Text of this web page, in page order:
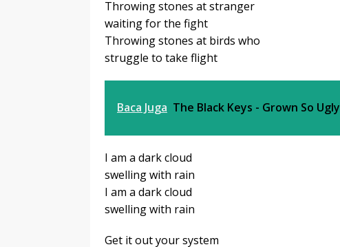
Throwing stones at stranger
waiting for the fight
Throwing stones at birds who
struggle to take flight
Baca Juga The Black Keys - Grown So Ugly
I am a dark cloud
swelling with rain
I am a dark cloud
swelling with rain
Get it out your system